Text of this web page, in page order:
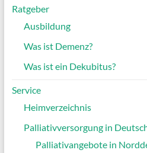
Ratgeber
Ausbildung
Was ist Demenz?
Was ist ein Dekubitus?
Service
Heimverzeichnis
Palliativversorgung in
Palliativangebote in